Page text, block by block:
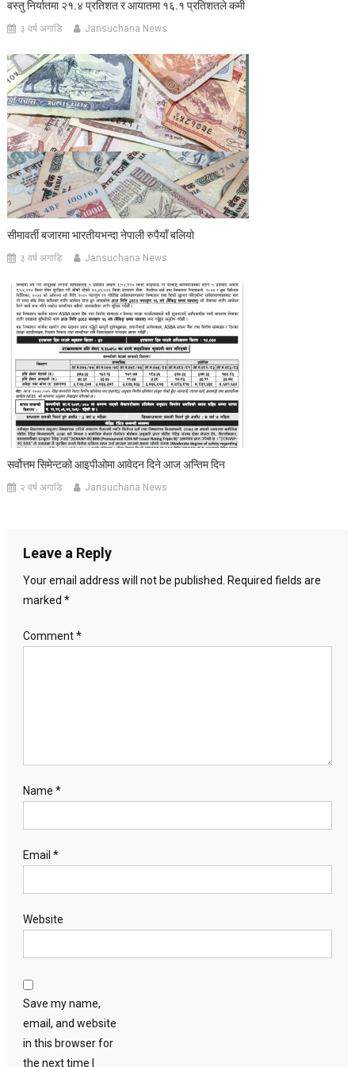
वस्तु निर्यातमा २१.४ प्रतिशत र आयातमा १६.१ प्रतिशतले कमी
३ वर्ष अगाडि Jansuchana News
सीमावर्ती बजारमा भारतीयभन्दा नेपाली रुपैयाँ बलियो
३ वर्ष अगाडि Jansuchana News
सर्वोत्तम सिमेन्टको आइपीओमा आवेदन दिने आज अन्तिम दिन
२ वर्ष अगाडि Jansuchana News
Leave a Reply
Your email address will not be published.
Required fields are
marked *
Comment*
Name *
Email *
Website
Save my name,
email, and website
in this browser for
the next time I